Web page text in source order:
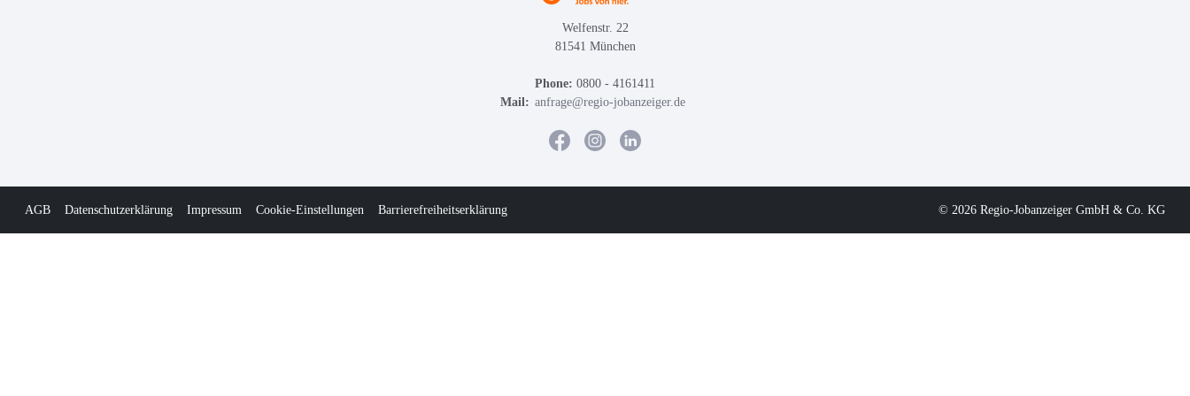
Welfenstr. 22
81541 München
Phone: 0800 - 4161411
Mail: anfrage@regio-jobanzeiger.de
AGB Datenschutzerklärung Impressum Cookie-Einstellungen Barrierefreiheitserklärung © 2026 Regio-Jobanzeiger GmbH & Co. KG